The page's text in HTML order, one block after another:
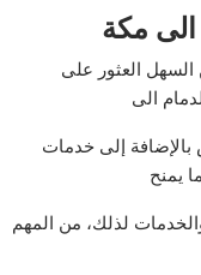
مكة
العثور على
الى
إلى خدمات
يمنح
لذلك، من المهم